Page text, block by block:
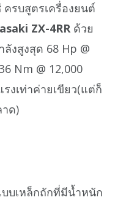
รบสูตรเครื่องยนต์
ZX-4RR ด้วย
งสูงสุด 68 Hp @
Nm @ 12,000
งเท่าค่ายเขียว(แต่ก็
ด)
บเหล็กถักที่มีน้ำหนัก